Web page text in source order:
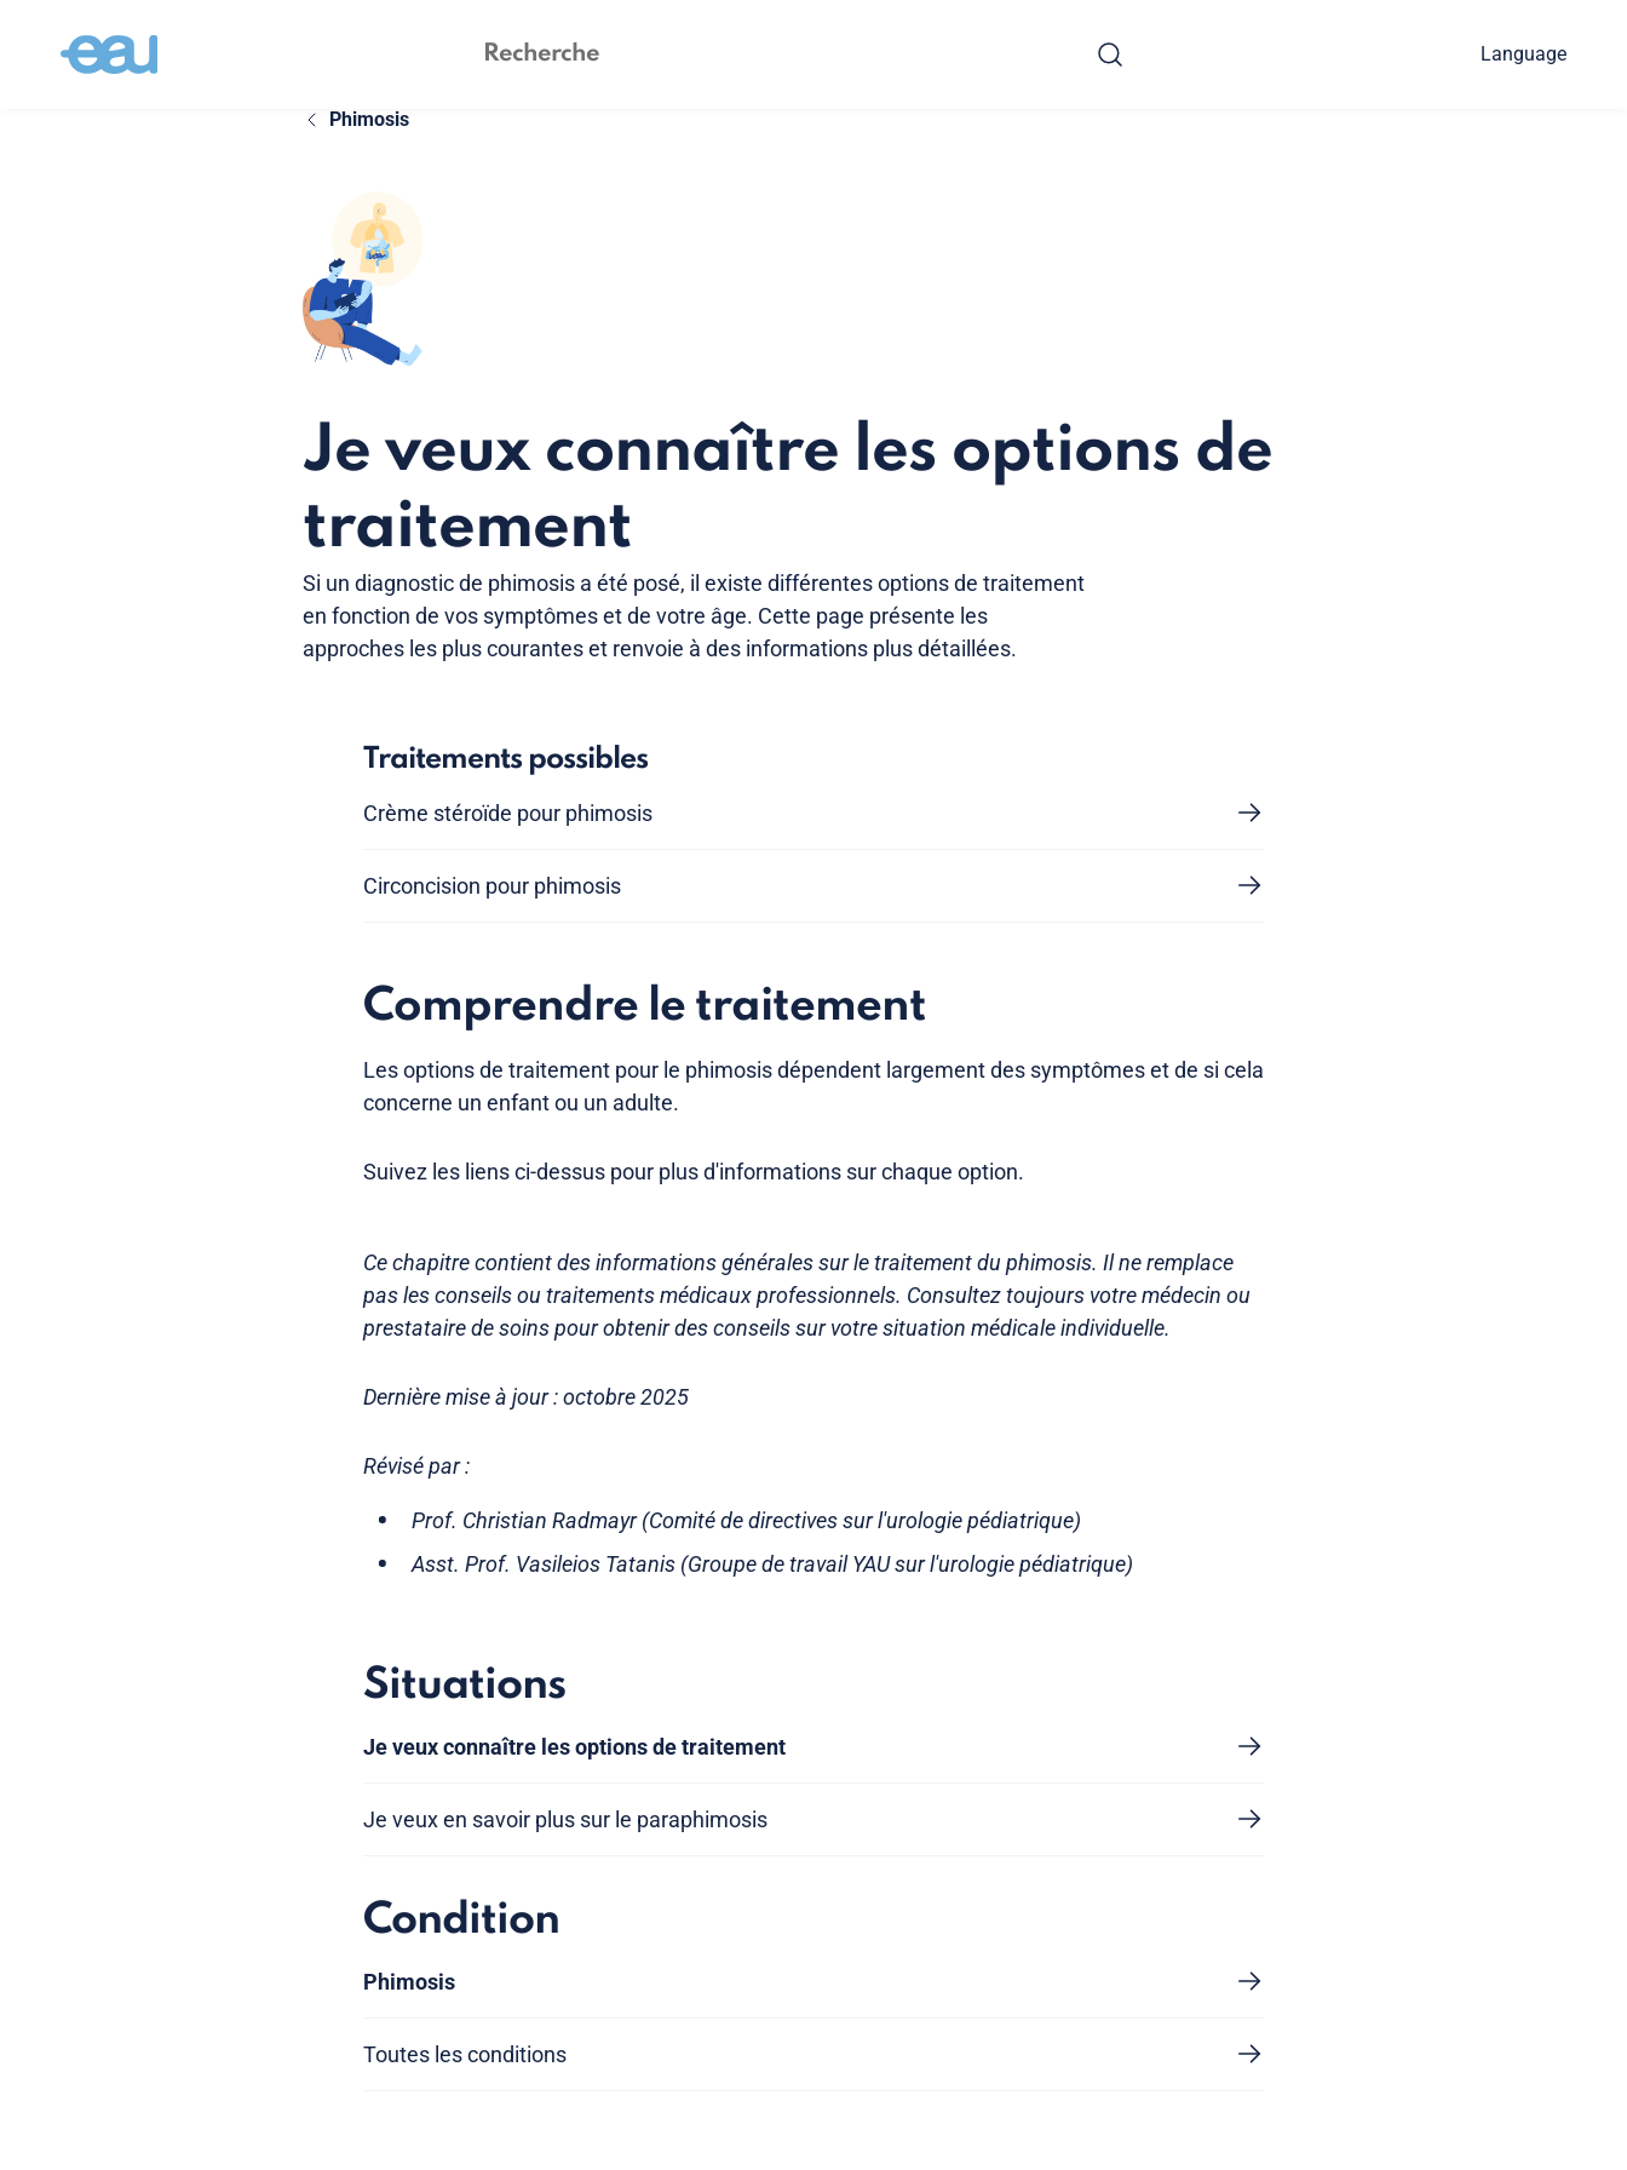
Language
Phimosis
Je veux connaître les options de
traitement
Si un diagnostic de phimosis a été posé, il existe différentes options de traitement
en fonction de vos symptômes et de votre âge. Cette page présente les
approches les plus courantes et renvoie à des informations plus détaillées.
Traitements possibles
Crème stéroïde pour phimosis
Circoncision pour phimosis
Comprendre le traitement
Les options de traitement pour le phimosis dépendent largement des symptômes et de si cela
concerne un enfant ou un adulte.
Suivez les liens ci-dessus pour plus d'informations sur chaque option.
Ce chapitre contient des informations générales sur le traitement du phimosis. Il ne remplace
pas les conseils ou traitements médicaux professionnels. Consultez toujours votre médecin ou
prestataire de soins pour obtenir des conseils sur votre situation médicale individuelle.
Dernière mise à jour : octobre 2025
Révisé par :
Prof. Christian Radmayr (Comité de directives sur l'urologie pédiatrique)
Asst. Prof. Vasileios Tatanis (Groupe de travail YAU sur l'urologie pédiatrique)
Situations
Je veux connaître les options de traitement
Je veux en savoir plus sur le paraphimosis
Condition
Phimosis
Toutes les conditions